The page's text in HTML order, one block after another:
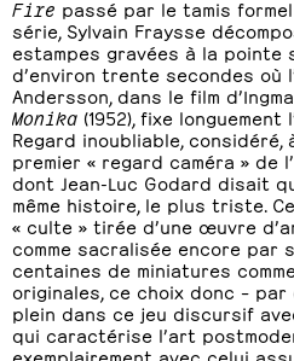
Fire passé par le tamis
série, Sylvain Fraysse
estampes gravées à la pointe
d’environ trente secondes où
Andersson, dans le film
Monika (1952), fixe
Regard inoubliable,
premier « regard caméra » de
dont Jean-Luc Godard disait
même histoire, le plus triste.
« culte » tirée d’une œuvre
comme sacralisée encore par
centaines de miniatures
originales, ce choix donc – par
plein dans ce jeu discursif
qui caractérise l’art
exemplairement avec celui